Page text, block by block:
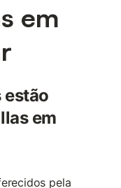
em
estão
em
pela